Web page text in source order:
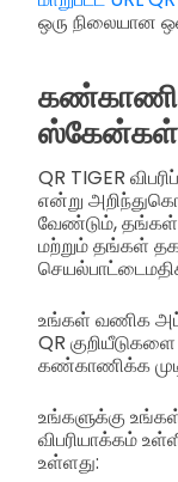
ஒரு நிலையான
ஸ்கேன்கள்
QR TIGER
என்று
வேண்டும்,
மற்றும் தங்கள்
உங்கள் வணிக
QR
கண்காணிக்க
உங்களுக்கு
விபரியாக்கம்
உள்ளது: